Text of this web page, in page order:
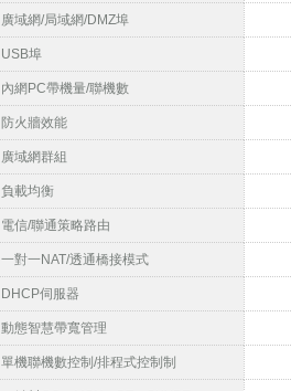
廣域網/局域網/DMZ埠
USB埠
內網PC帶機量/聯機數
防火牆效能
廣域網群組
負載均衡
電信/聯通策略路由
一對一NAT/透通橋接模式
DHCP伺服器
動態智慧帶寬管理
單機聯機數控制/排程式控制制